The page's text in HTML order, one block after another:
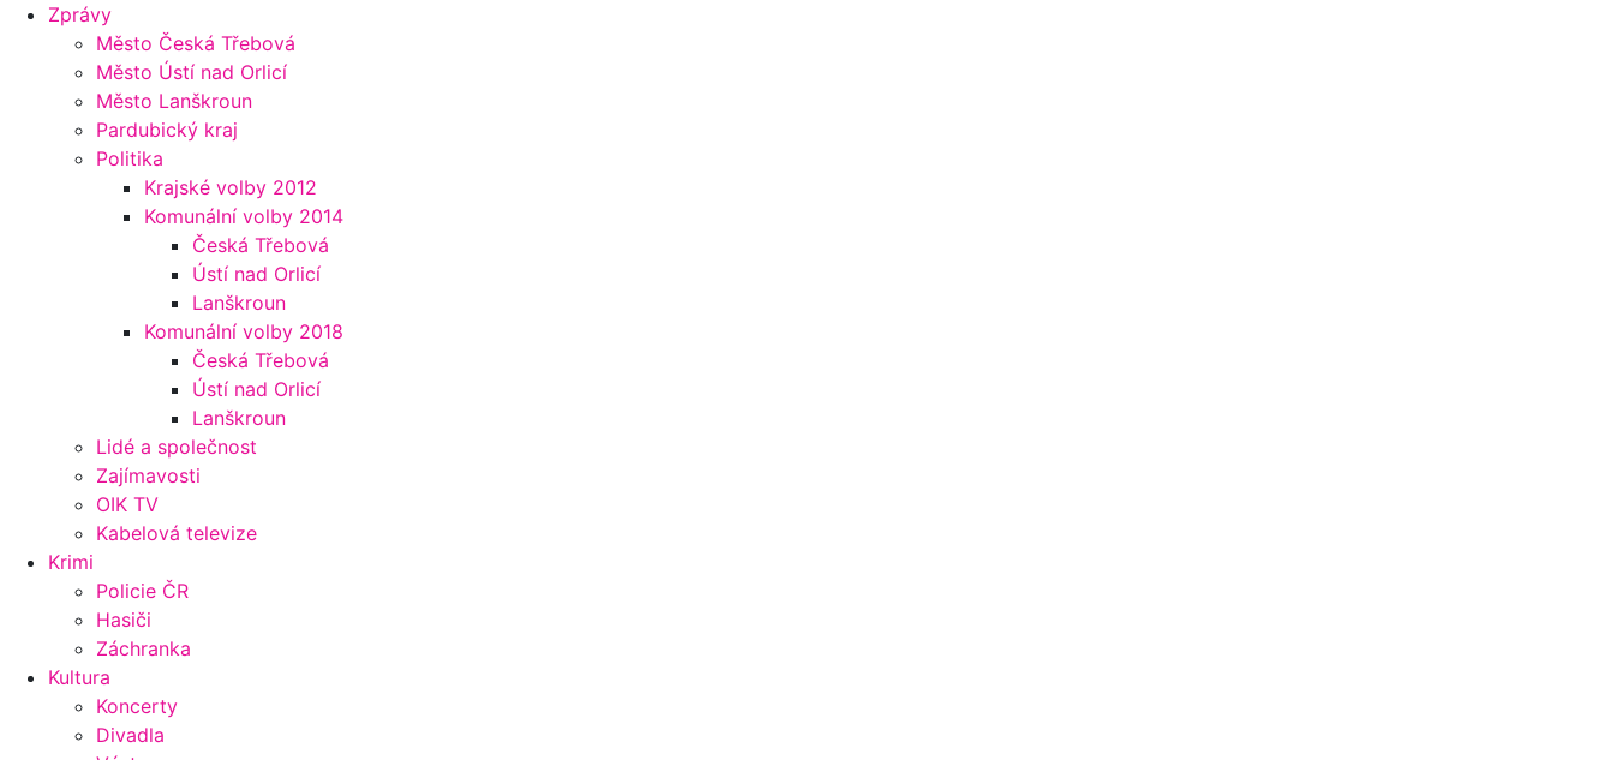
Zprávy
Město Česká Třebová
Město Ústí nad Orlicí
Město Lanškroun
Pardubický kraj
Politika
Krajské volby 2012
Komunální volby 2014
Česká Třebová
Ústí nad Orlicí
Lanškroun
Komunální volby 2018
Česká Třebová
Ústí nad Orlicí
Lanškroun
Lidé a společnost
Zajímavosti
OIK TV
Kabelová televize
Krimi
Policie ČR
Hasiči
Záchranka
Kultura
Koncerty
Divadla